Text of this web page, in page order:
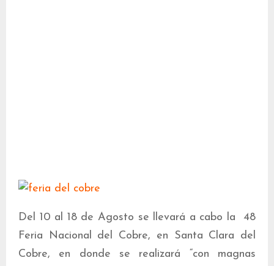
Del 10 al 18 de Agosto se llevará a cabo la 48
Feria Nacional del Cobre, en Santa Clara del
Cobre, en donde se realizará “con magnas